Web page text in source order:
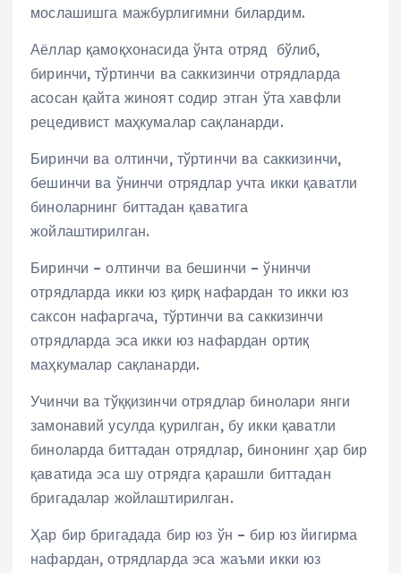
мослашишга мажбурлигимни билардим.
Аёллар қамоқхонасида ўнта отряд бўлиб,
биринчи, тўртинчи ва саккизинчи отрядларда
асосан қайта жиноят содир этган ўта хавфли
рецедивист маҳкумалар сақланарди.
Биринчи ва олтинчи, тўртинчи ва саккизинчи,
бешинчи ва ўнинчи отрядлар учта икки қаватли
биноларнинг биттадан қаватига
жойлаштирилган.
Биринчи – олтинчи ва бешинчи – ўнинчи
отрядларда икки юз қирқ нафардан то икки юз
саксон нафаргача, тўртинчи ва саккизинчи
отрядларда эса икки юз нафардан ортиқ
маҳкумалар сақланарди.
Учинчи ва тўққизинчи отрядлар бинолари янги
замонавий усулда қурилган, бу икки қаватли
биноларда биттадан отрядлар, бинонинг ҳар бир
қаватида эса шу отрядга қарашли биттадан
бригадалар жойлаштирилган.
Ҳар бир бригадада бир юз ўн – бир юз йигирма
нафардан, отрядларда эса жаъми икки юз